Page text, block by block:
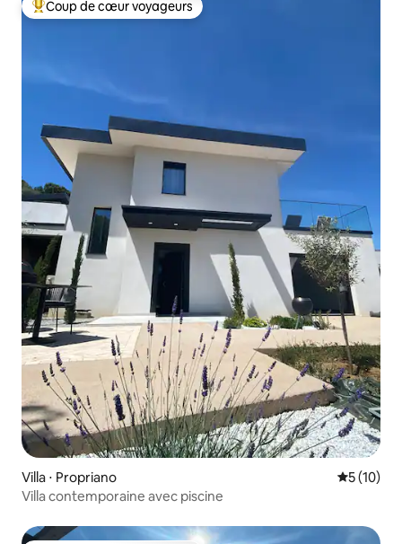
Coups de cœur voyageurs les plus appréciés
Coup de cœur voyageurs
Villa ⋅ Propriano
5 (10)
Villa contemporaine avec piscine